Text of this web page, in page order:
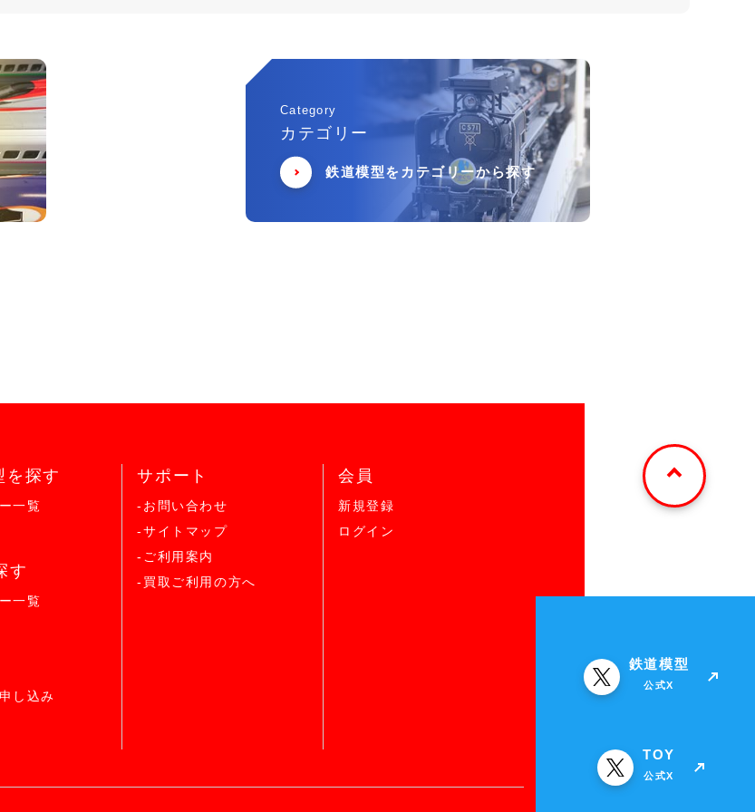
Category
カテゴリー
鉄道模型をカテゴリーから探す
を探す
一覧
す
一覧
し込み
サポート
-お問い合わせ
-サイトマップ
-ご利用案内
-買取ご利用の方へ
会員
新規登録
ログイン
鉄道模型
公式X
TOY
公式X